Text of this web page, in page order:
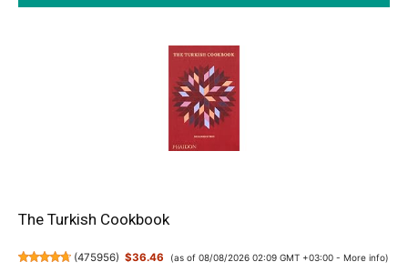
The Turkish Cookbook
(475956) $36.46 (as of 08/08/2026 02:09 GMT +03:00 - More info)